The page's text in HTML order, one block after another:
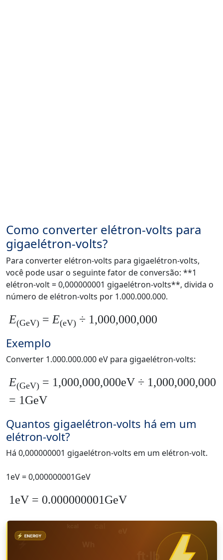
Como converter elétron-volts para
gigaelétron-volts?
Para converter elétron-volts para gigaelétron-volts,
você pode usar o seguinte fator de conversão: **1
elétron-volt = 0,000000001 gigaelétron-volts**, divida o
número de elétron-volts por 1.000.000.000.
E(GeV) =E(eV) ÷ 1,000,000,000
Exemplo
Converter 1.000.000.000 eV para gigaelétron-volts:
E(GeV) = 1,000,000,000eV ÷ 1,000,000,000
= 1GeV
Quantos gigaelétron-volts há em um
elétron-volt?
Há 0,000000001 gigaelétron-volts em um elétron-volt.
1eV = 0,000000001GeV
1eV = 0.000000001GeV